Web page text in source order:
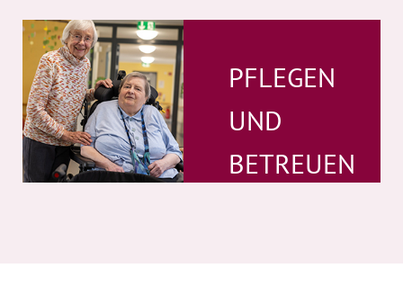
PFLEGEN
UND
BETREUEN